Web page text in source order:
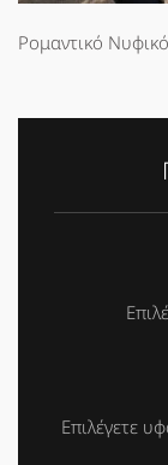
Ρομαντικό
Επιλέγετε